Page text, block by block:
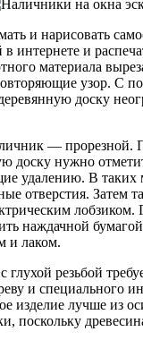
и нарисовать
интернете и
материала
узор. С
доску
— прорезной.
доску нужно
удалению. В таких
отверстия. Затем
лобзиком.
наждачной
и лаком.
глухой резьбой
и специального
изделие лучше из
поскольку